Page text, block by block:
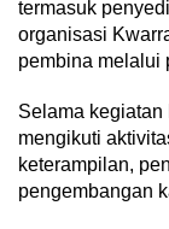
termasuk
organisasi
pembina melalui
Selama kegiatan
mengikuti
keterampilan,
pengembangan